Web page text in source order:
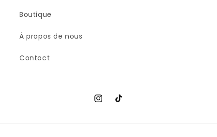
Boutique
À propos de nous
Contact
Instagram
TikTok